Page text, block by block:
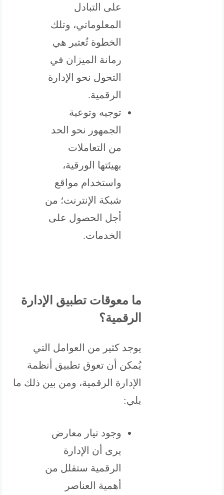
على التبادل
المعلوماتي، وتلك
الخطوة تُعتبر هي
رمانة الميزان في
التحول نحو الإدارة
الرقمية.
توجيه وتوعية
الجمهور نحو الحد
من التعاملات
بهيئتها الورقية،
واستخدام مواقع
شبكة الإنترنت؛ من
أجل الحصول على
الخدمات.
ما معوقات تطبيق الإدارة
الرقمية؟
يوجد كثير من العوامل التي
يُمكن أن تعوق تطبيق أنظمة
الإدارة الرقمية، ومن بين ذلك ما
يلي:
وجود تيار معارض
يرى أن الإدارة
الرقمية ستقلل من
أهمية العناصر